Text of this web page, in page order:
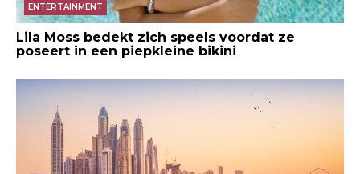
ENTERTAINMENT
Lila Moss bedekt zich speels voordat ze
poseert in een piepkleine bikini